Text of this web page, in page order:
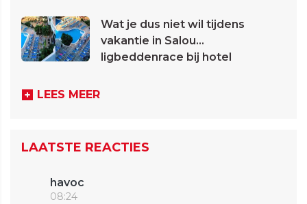
Wat je dus niet wil tijdens
vakantie in Salou...
ligbeddenrace bij hotel
LEES MEER
LAATSTE REACTIES
havoc
08:24